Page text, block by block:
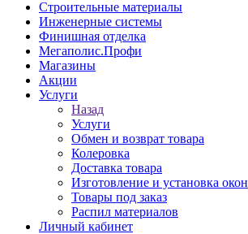
Строительные материалы
Инженерные системы
Финишная отделка
Мегаполис.Профи
Магазины
Акции
Услуги
Назад
Услуги
Обмен и возврат товара
Колеровка
Доставка товара
Изготовление и установка окон
Товары под заказ
Распил материалов
Личный кабинет